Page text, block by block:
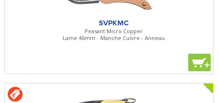
SVPKMC
Peasant Micro Copper
Lame 46mm - Manche Cuivre - Anneau
+